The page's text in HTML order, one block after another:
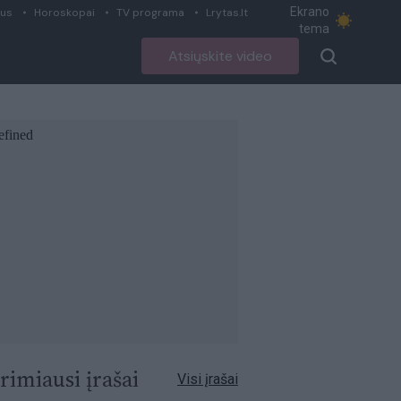
Horoskopai TV programa Lrytas.lt
Ekrano
tema
Atsiųskite video
įrašai Visi įrašai